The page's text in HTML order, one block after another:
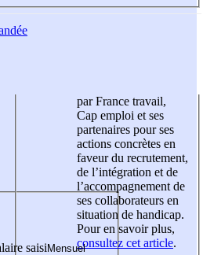
saisi
par France travail,
Cap emploi et ses
partenaires pour ses
actions concrètes en
faveur du recrutement,
de l’intégration et de
l’accompagnement de
ses collaborateurs en
situation de handicap.
Pour en savoir plus,
consultez cet article.